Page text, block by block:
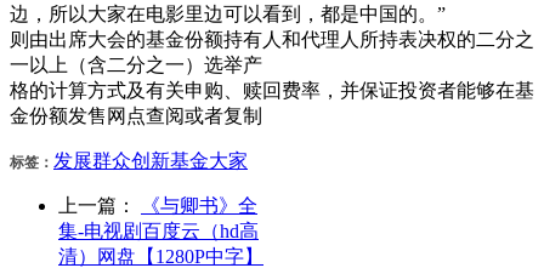
边，所以大家在电影里边可以看到，都是中国的。”
则由出席大会的基金份额持有人和代理人所持表决权的二分之
一以上（含二分之一）选举产
格的计算方式及有关申购、赎回费率，并保证投资者能够在基
金份额发售网点查阅或者复制
标签： 发展群众创新基金大家
上一篇：
《与卿书》全
集-电视剧百度云（hd高
清）网盘【1280P中字】